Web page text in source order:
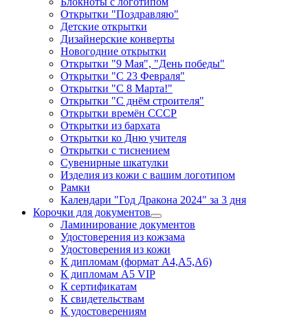
Открытки "Поздравляю"
Детские открытки
Дизайнерские конверты
Новогодние открытки
Открытки "9 Мая", "День победы"
Открытки "С 23 Февраля"
Открытки "С 8 Марта!"
Открытки "С днём строителя"
Открытки времён СССР
Открытки из бархата
Открытки ко Дню учителя
Открытки с тиснением
Сувенирные шкатулки
Изделия из кожи с вашим логотипом
Рамки
Календари "Год Дракона 2024" за 3 дня
Корочки для документов
Ламинирование документов
Удостоверения из кожзама
Удостоверения из кожи
К дипломам (формат А4,А5,А6)
К дипломам А5 VIP
К сертификатам
К свидетельствам
К удостоверениям